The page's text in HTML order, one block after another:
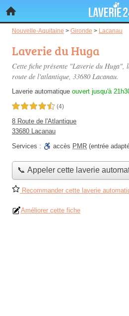
Nouvelle-Aquitaine > Gironde > Lacanau
Laverie du Huga
Cette fiche présente "Laverie du Huga",
route de l'atlantique, 33680 Lacanau.
Laverie automatique ouvert jusqu'à
4,5 étoiles sur 5 (4)
8 Route de l'Atlantique
33680 Lacanau
Services :
accès PMR (entrée
📞 Appeler cette laverie
Recommander cette laverie
Améliorer cette fiche